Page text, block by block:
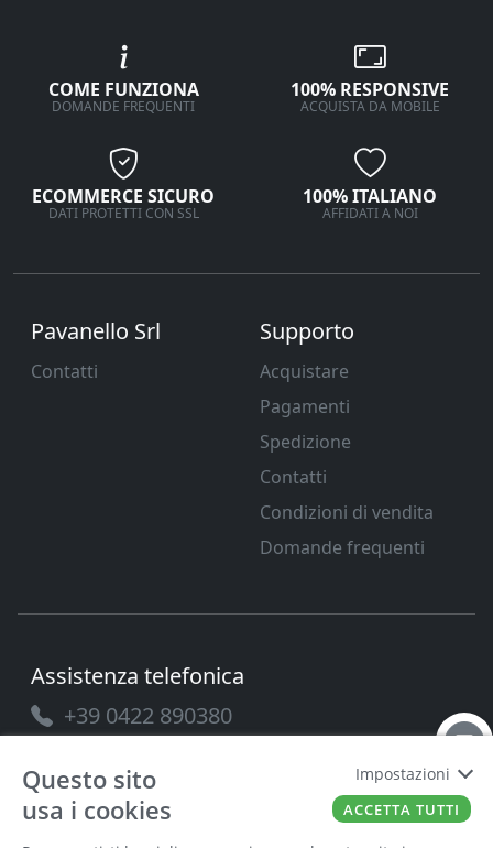
COME FUNZIONA
DOMANDE FREQUENTI
100% RESPONSIVE
ACQUISTA DA MOBILE
ECOMMERCE SICURO
DATI PROTETTI CON SSL
100% ITALIANO
AFFIDATI A NOI
Pavanello Srl
Contatti
Supporto
Acquistare
Pagamenti
Spedizione
Contatti
Condizioni di vendita
Domande frequenti
Assistenza telefonica
+39 0422 890380
Questo sito
usa i cookies
Impostazioni
ACCETTA TUTTI